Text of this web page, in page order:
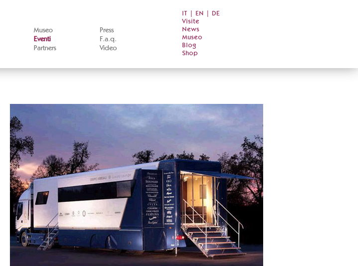
Museo
Eventi
Partners
Press
F.a.q.
Video
IT EN
DE
Visite
News
Museo
Blog
Shop